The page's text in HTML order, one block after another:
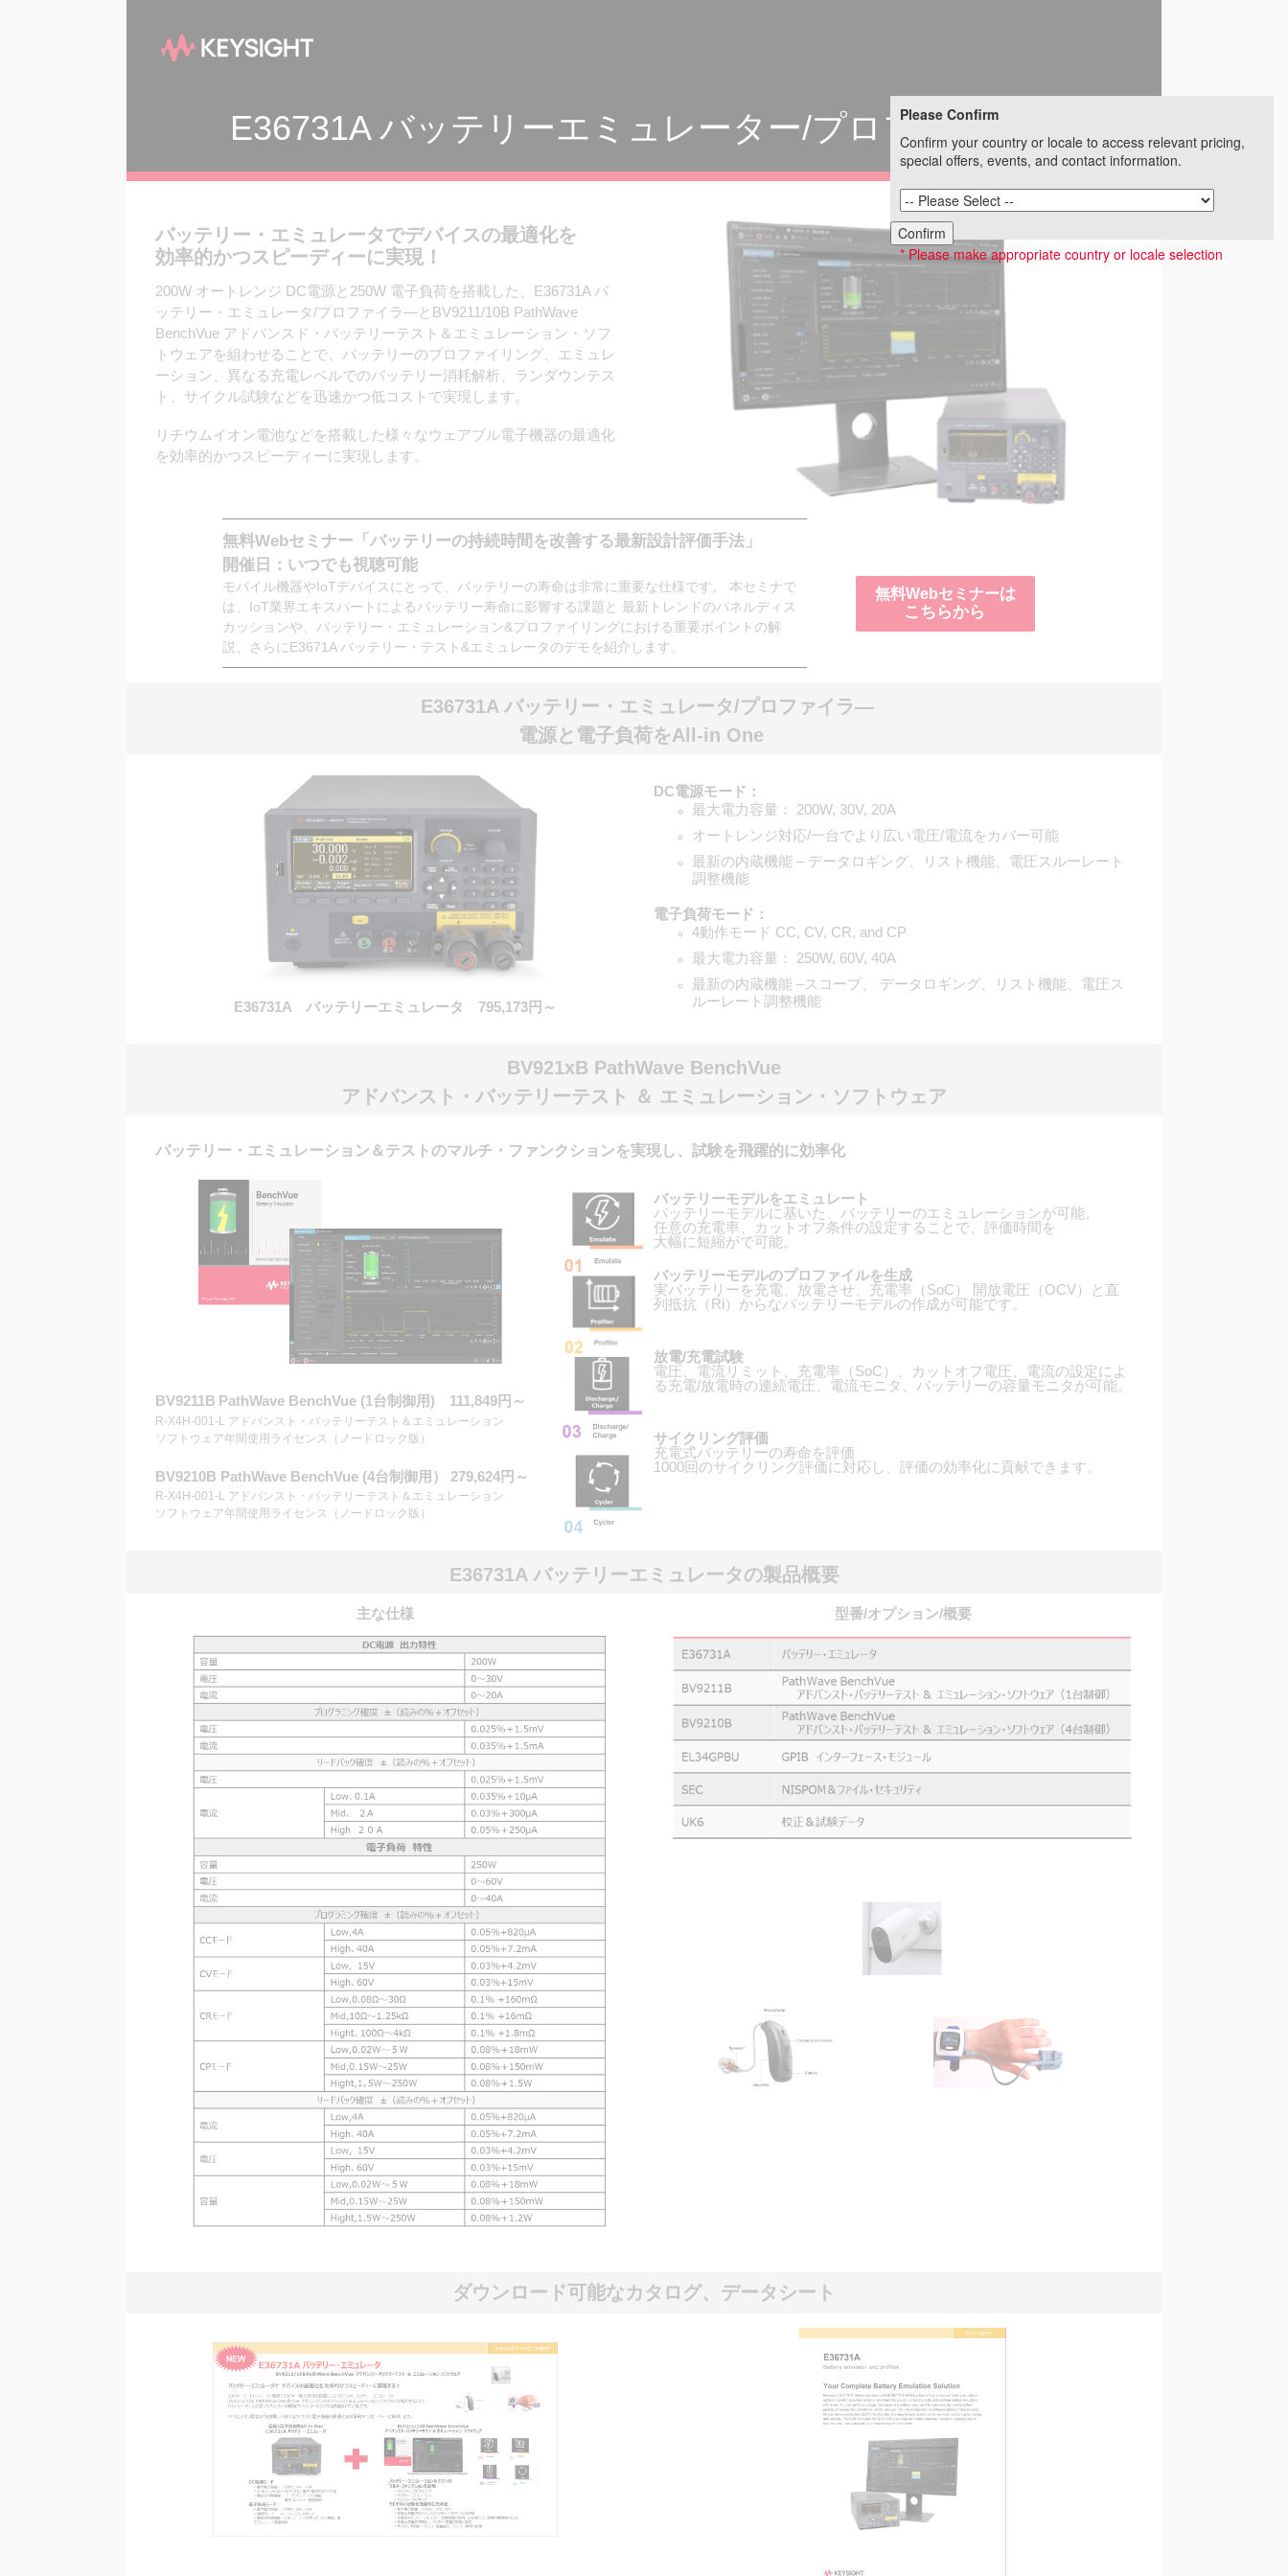
E36731A バッテリーエミュレーター/プロファイラ―
バッテリー・エミュレータでデバイスの最適化を
効率的かつスピーディーに実現！
200W オートレンジ DC電源と250W 電子負荷を搭載した、E36731A バ
ッテリー・エミュレータ/プロファイラ―とBV9211/10B PathWave
BenchVue アドバンスド・バッテリーテスト＆エミュレーション・ソフ
トウェアを組わせることで、バッテリーのプロファイリング、エミュレ
ーション、異なる充電レベルでのバッテリー消耗解析、ランダウンテス
ト、サイクル試験などを迅速かつ低コストで実現します。
リチウムイオン電池などを搭載した様々なウェアブル電子機器の最適化
を効率的かつスピーディーに実現します。
無料Webセミナー「バッテリーの持続時間を改善する最新設計評価手法」
開催日：いつでも視聴可能
モバイル機器やIoTデバイスにとって、バッテリーの寿命は非常に重要な仕様です。 本セミナで
は、IoT業界エキスパートによるバッテリー寿命に影響する課題と 最新トレンドのパネルディス
カッションや、バッテリー・エミュレーション&プロファイリングにおける重要ポイントの解
説、さらにE3671A バッテリー・テスト&エミュレータのデモを紹介します。
無料Webセミナーは
こちらから
E36731A バッテリー・エミュレータ/プロファイラ―
電源と電子負荷をAll-in One
E36731A バッテリーエミュレータ 795,173円～
DC電源モード：
最大電力容量： 200W, 30V, 20A
オートレンジ対応/一台でより広い電圧/電流をカバー可能
最新の内蔵機能 – データロギング、リスト機能、電圧スルーレート
調整機能
電子負荷モード：
4動作モード CC, CV, CR, and CP
最大電力容量： 250W, 60V, 40A
最新の内蔵機能 –スコープ、 データロギング、リスト機能、電圧ス
ルーレート調整機能
BV921xB PathWave BenchVue
アドバンスト・バッテリーテスト ＆ エミュレーション・ソフトウェア
バッテリー・エミュレーション＆テストのマルチ・ファンクションを実現し、試験を飛躍的に効率化
BV9211B PathWave BenchVue (1台制御用) 111,849円～
R-X4H-001-L アドバンスト・バッテリーテスト＆エミュレーション
ソフトウェア年間使用ライセンス（ノードロック版）
BV9210B PathWave BenchVue (4台制御用） 279,624円～
R-X4H-001-L アドバンスト・バッテリーテスト＆エミュレーション
ソフトウェア年間使用ライセンス（ノードロック版）
バッテリーモデルをエミュレート
バッテリーモデルに基いた、バッテリーのエミュレーションが可能。
任意の充電率、カットオフ条件の設定することで、評価時間を
大幅に短縮がで可能。
バッテリーモデルのプロファイルを生成
実バッテリーを充電、放電させ、充電率（SoC） 開放電圧（OCV）と直
列抵抗（Ri）からなバッテリーモデルの作成が可能です。
放電/充電試験
電圧、電流リミット、充電率（SoC）、カットオフ電圧、電流の設定によ
る充電/放電時の連続電圧、電流モニタ、バッテリーの容量モニタが可能。
サイクリング評価
充電式バッテリーの寿命を評価
1000回のサイクリング評価に対応し、評価の効率化に貢献できます。
E36731A バッテリーエミュレータの製品概要
主な仕様 型番/オプション/概要
ダウンロード可能なカタログ、データシート
Please Confirm
Confirm your country or locale to access relevant pricing,
special offers, events, and contact information.
Confirm
* Please make appropriate country or locale selection